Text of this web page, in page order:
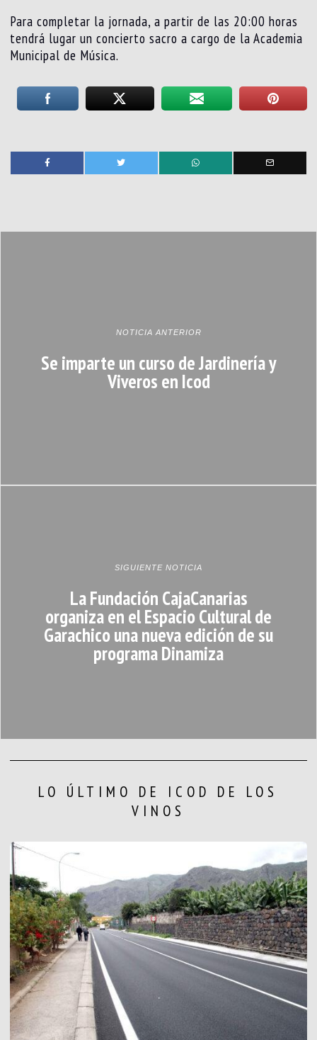
Para completar la jornada, a partir de las 20:00 horas
tendrá lugar un concierto sacro a cargo de la Academia
Municipal de Música.
NOTICIA ANTERIOR
Se imparte un curso de Jardinería y
Viveros en Icod
SIGUIENTE NOTICIA
La Fundación CajaCanarias
organiza en el Espacio Cultural de
Garachico una nueva edición de su
programa Dinamiza
LO ÚLTIMO DE ICOD DE LOS
VINOS